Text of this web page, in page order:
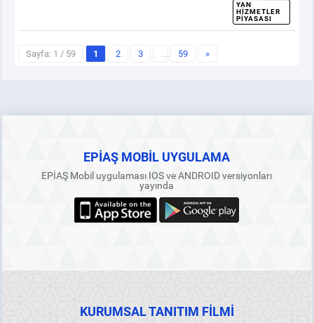
YAN
HIZMETLER
PIYASASI
Sayfa: 1 / 59 1 2 3 … 59 »
EPİAŞ MOBİL UYGULAMA
EPİAŞ Mobil uygulaması IOS ve ANDROID versiyonları
yayında
KURUMSAL TANITIM FİLMİ